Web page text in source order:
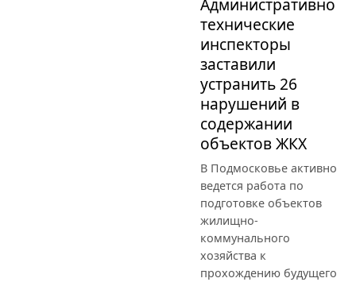
Административно
технические
инспекторы
заставили
устранить 26
нарушений в
содержании
объектов ЖКХ
В Подмосковье активно
ведется работа по
подготовке объектов
жилищно-
коммунального
хозяйства к
прохождению будущего